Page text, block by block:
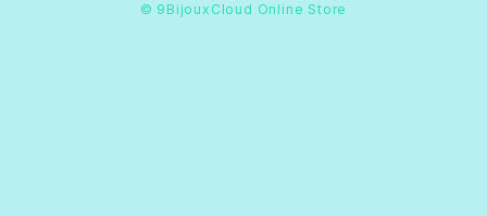
© 9BijouxCloud Online Store